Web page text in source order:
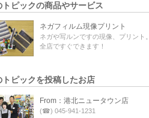
トピックの商品やサービス
ネガフィルム現像プリント
ネガや写ルンですの現像、プリント。
全店ですぐできます！
トピックを投稿したお店
From：港北ニュータウン店
(☎) 045-941-1231